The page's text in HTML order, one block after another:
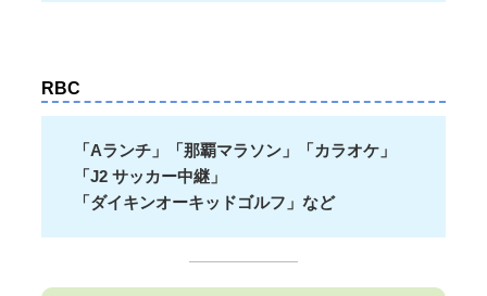
RBC
「Aランチ」「那覇マラソン」「カラオケ」
「J2 サッカー中継」
「ダイキンオーキッドゴルフ」など